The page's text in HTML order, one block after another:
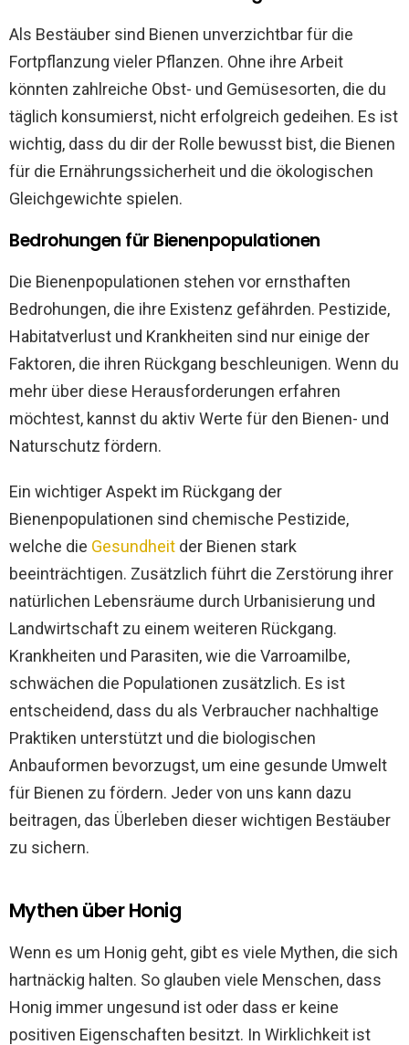
Als Bestäuber sind Bienen unverzichtbar für die
Fortpflanzung vieler Pflanzen. Ohne ihre Arbeit
könnten zahlreiche Obst- und Gemüsesorten, die du
täglich konsumierst, nicht erfolgreich gedeihen. Es ist
wichtig, dass du dir der Rolle bewusst bist, die Bienen
für die Ernährungssicherheit und die ökologischen
Gleichgewichte spielen.
Bedrohungen für Bienenpopulationen
Die Bienenpopulationen stehen vor ernsthaften
Bedrohungen, die ihre Existenz gefährden. Pestizide,
Habitatverlust und Krankheiten sind nur einige der
Faktoren, die ihren Rückgang beschleunigen. Wenn du
mehr über diese Herausforderungen erfahren
möchtest, kannst du aktiv Werte für den Bienen- und
Naturschutz fördern.
Ein wichtiger Aspekt im Rückgang der
Bienenpopulationen sind chemische Pestizide,
welche die Gesundheit der Bienen stark
beeinträchtigen. Zusätzlich führt die Zerstörung ihrer
natürlichen Lebensräume durch Urbanisierung und
Landwirtschaft zu einem weiteren Rückgang.
Krankheiten und Parasiten, wie die Varroamilbe,
schwächen die Populationen zusätzlich. Es ist
entscheidend, dass du als Verbraucher nachhaltige
Praktiken unterstützt und die biologischen
Anbauformen bevorzugst, um eine gesunde Umwelt
für Bienen zu fördern. Jeder von uns kann dazu
beitragen, das Überleben dieser wichtigen Bestäuber
zu sichern.
Mythen über Honig
Wenn es um Honig geht, gibt es viele Mythen, die sich
hartnäckig halten. So glauben viele Menschen, dass
Honig immer ungesund ist oder dass er keine
positiven Eigenschaften besitzt. In Wirklichkeit ist